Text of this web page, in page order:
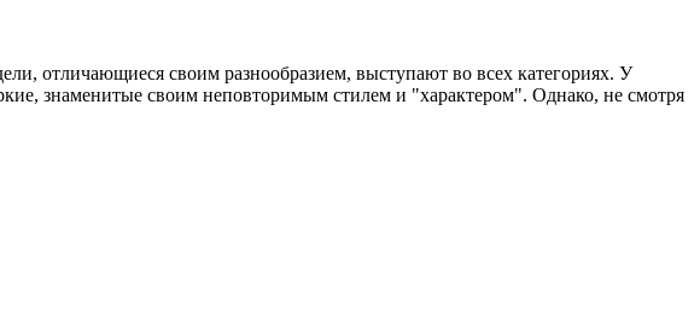
отличающиеся своим разнообразием, выступают во всех категориях. У
знаменитые своим неповторимым стилем и "характером". Однако, не смотря